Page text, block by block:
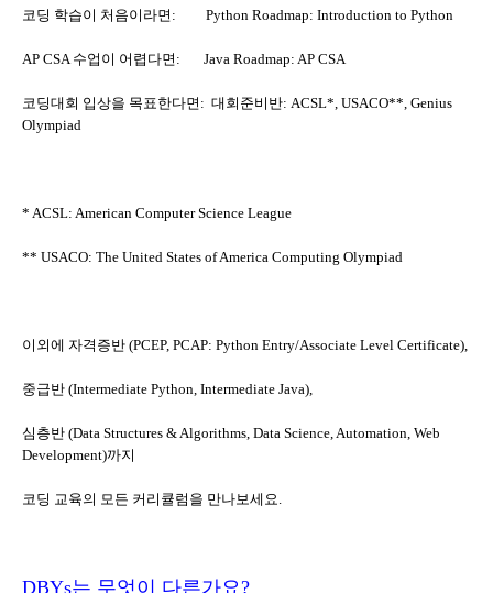
코딩 학습이 처음이라면: Python Roadmap: Introduction to Python
AP CSA 수업이 어렵다면: Java Roadmap: AP CSA
코딩대회 입상을 목표한다면: 대회준비반: ACSL*, USACO**, Genius
Olympiad
* ACSL: American Computer Science League
** USACO: The United States of America Computing Olympiad
이외에 자격증반 (PCEP, PCAP: Python Entry/Associate Level Certificate),
중급반 (Intermediate Python, Intermediate Java),
심층반 (Data Structures & Algorithms, Data Science, Automation, Web
Development)까지
코딩 교육의 모든 커리큘럼을 만나보세요.
DBYs는 무엇이 다른가요?